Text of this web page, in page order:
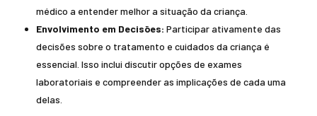
médico a entender melhor a situação da criança.
Envolvimento em Decisões: Participar ativamente das
decisões sobre o tratamento e cuidados da criança é
essencial. Isso inclui discutir opções de exames
laboratoriais e compreender as implicações de cada uma
delas.